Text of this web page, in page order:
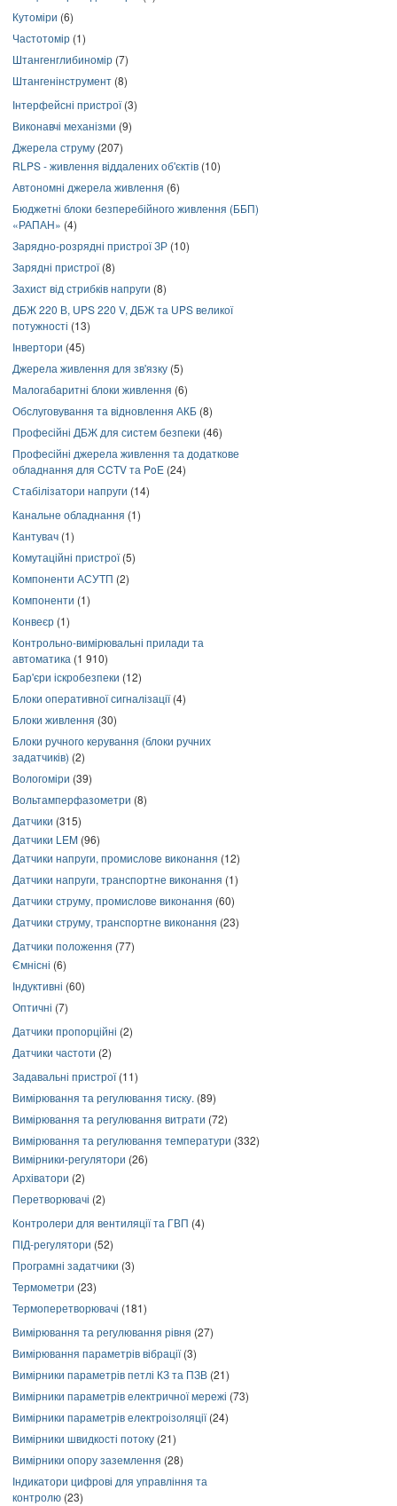
Кутоміри (6)
Частотомір (1)
Штангенглибиномір (7)
Штангенінструмент (8)
Інтерфейсні пристрої(3)
Виконавчі механізми (9)
Джерела струму (207)
RLPS - живлення віддалених об'єктів (10)
Автономні джерела живлення (6)
Бюджетні блоки безперебійного живлення (ББП)
«РАПАН» (4)
Зарядно-розрядні пристрої ЗР (10)
Зарядні пристрої(8)
Захист від стрибків напруги (8)
ДБЖ 220 В, UPS 220 V, ДБЖ та UPS великої
потужності (13)
Інвертори (45)
Джерела живлення для зв'язку (5)
Малогабаритні блоки живлення (6)
Обслуговування та відновлення АКБ (8)
Професійні ДБЖ для систем безпеки (46)
Професійні джерела живлення та додаткове
обладнання для CCTV та PoE (24)
Стабілізатори напруги (14)
Канальне обладнання (1)
Кантувач (1)
Комутаційні пристрої(5)
Компоненти АСУТП (2)
Компоненти (1)
Конвеєр (1)
Контрольно-вимірювальні прилади та
автоматика (1 910)
Бар'єри іскробезпеки (12)
Блоки оперативної сигналізації(4)
Блоки живлення (30)
Блоки ручного керування (блоки ручних
задатчиків) (2)
Вологоміри (39)
Вольтамперфазометри (8)
Датчики (315)
Датчики LEM (96)
Датчики напруги, промислове виконання (12)
Датчики напруги, транспортне виконання (1)
Датчики струму, промислове виконання (60)
Датчики струму, транспортне виконання (23)
Датчики положення (77)
Ємнісні (6)
Індуктивні (60)
Оптичні (7)
Датчики пропорційні (2)
Датчики частоти (2)
Задавальні пристрої(11)
Вимірювання та регулювання тиску. (89)
Вимірювання та регулювання витрати (72)
Вимірювання та регулювання температури (332)
Вимірники-регулятори (26)
Архіватори (2)
Перетворювачі (2)
Контролери для вентиляції та ГВП (4)
ПІД-регулятори (52)
Програмні задатчики (3)
Термометри (23)
Термоперетворювачі (181)
Вимірювання та регулювання рівня (27)
Вимірювання параметрів вібрації(3)
Вимірники параметрів петлі КЗ та ПЗВ (21)
Вимірники параметрів електричної мережі (73)
Вимірники параметрів електроізоляції(24)
Вимірники швидкості потоку (21)
Вимірники опору заземлення (28)
Індикатори цифрові для управління та
контролю (23)